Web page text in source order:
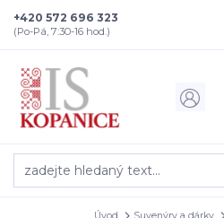
+420 572 696 323
(Po-Pá, 7:30-16 hod.)
Úvod Suvenýry a dárky